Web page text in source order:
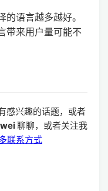
语言越多越好。
带来用户量可能不
感兴趣的话题，或者
聊聊，或者关注我
联系方式